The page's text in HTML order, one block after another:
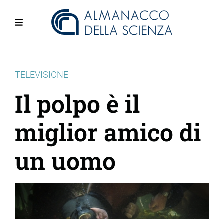
TELEVISIONE
Il polpo è il
miglior amico di
un uomo